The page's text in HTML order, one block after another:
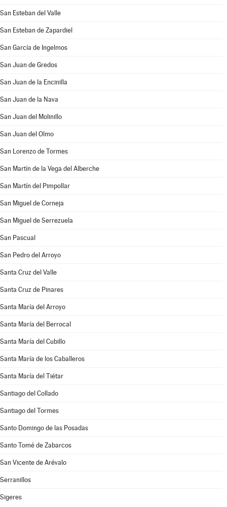
San Esteban del Valle
San Esteban de Zapardiel
San García de Ingelmos
San Juan de Gredos
San Juan de la Encinilla
San Juan de la Nava
San Juan del Molinillo
San Juan del Olmo
San Lorenzo de Tormes
San Martín de la Vega del Alberche
San Martín del Pimpollar
San Miguel de Corneja
San Miguel de Serrezuela
San Pascual
San Pedro del Arroyo
Santa Cruz del Valle
Santa Cruz de Pinares
Santa María del Arroyo
Santa María del Berrocal
Santa María del Cubillo
Santa María de los Caballeros
Santa María del Tiétar
Santiago del Collado
Santiago del Tormes
Santo Domingo de las Posadas
Santo Tomé de Zabarcos
San Vicente de Arévalo
Serranillos
Sigeres